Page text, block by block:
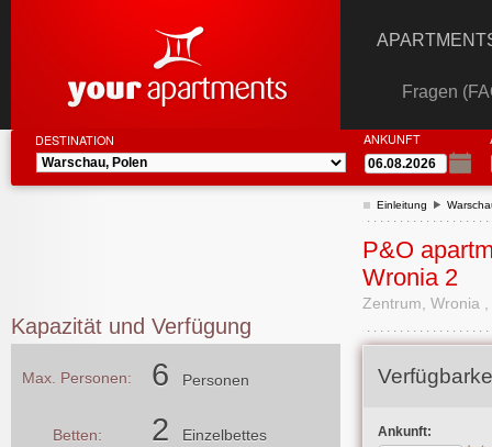
Fragen
DESTINATION ANKUNFT
Einleitung
P&O
Wronia 2
Zentrum, Wronia
Ankunft:
Kapazität und Verfügung
Max. Personen: 6 Personen
Betten: 2 Einzelbettes